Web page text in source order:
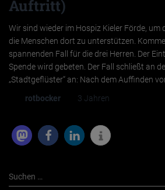
Auftritt)
Wir sind wieder im Hospiz Kieler Förde, um
die Menschen dort zu unterstützen.
spannenden Fall für die drei Herren. Der
Spende wird gebeten. Der Fall schließt an
„Stadtgeflüster“ an: Nach dem Auffinden
rotbocker 3 Jahren
S
u
Suchen …